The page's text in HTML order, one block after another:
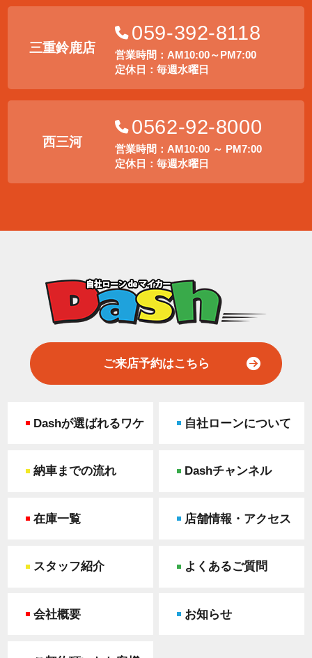
三重鈴鹿店
059-392-8118
営業時間：AM10:00～PM7:00
定休日：毎週水曜日
西三河
0562-92-8000
営業時間：AM10:00 ～ PM7:00
定休日：毎週水曜日
ご来店予約はこちら
Dashが選ばれるワケ 自社ローンについて
納車までの流れ Dashチャンネル
在庫一覧 店舗情報・アクセス
スタッフ紹介 よくあるご質問
会社概要 お知らせ